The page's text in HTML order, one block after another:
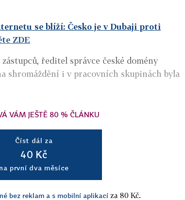
se blíží: Česko je v Dubaji proti
ZDE
ředitel správce české domény
shromáždění i v pracovních skupinách byla
VÁM JEŠTĚ 80 % ČLÁNKU
Číst dál za
40 Kč
na první dva měsíce
bez reklam a s mobilní aplikací za 80 Kč.